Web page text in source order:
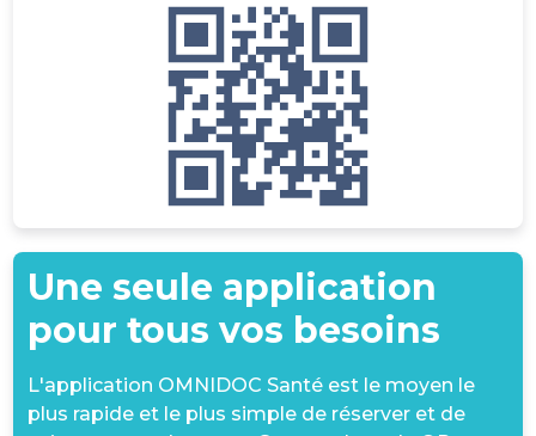
Une seule application
pour tous vos besoins
L'application OMNIDOC Santé est le moyen le
plus rapide et le plus simple de réserver et de